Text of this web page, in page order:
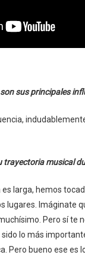
sus principales
trayectoria musical
larga, hemos
lugares. Imáginate
Pero sí te
lo más
Pero bueno ese es